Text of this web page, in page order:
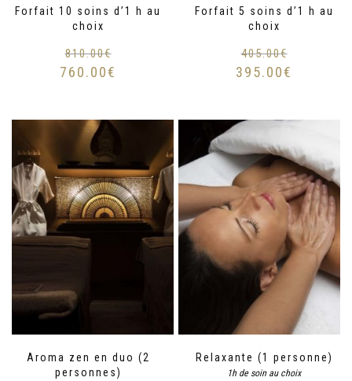
Forfait 10 soins d’1 h au
choix
810.00€
760.00€
Forfait 5 soins d’1 h au
choix
405.00€
395.00€
Aroma zen en duo (2
personnes)
Relaxante (1 personne)
1h de soin au choix